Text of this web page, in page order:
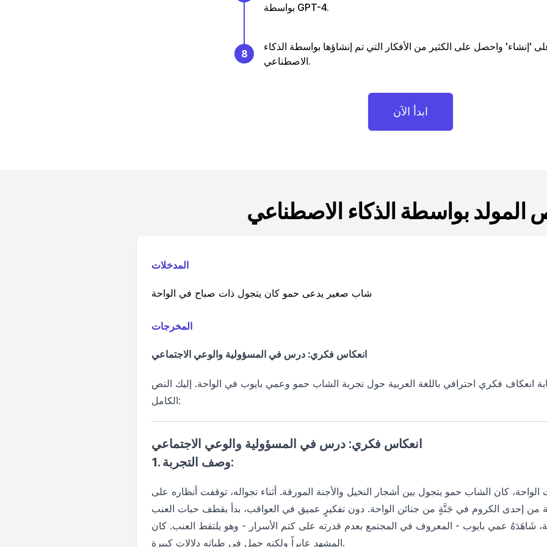
بواسطة GPT-4.
8
'إنشاء' واحصل على الكثير من الأفكار التي تم إنشاؤها بواسطة الذكاء
الاصطناعي.
ابدأ الآن
المولد بواسطة الذكاء الاصطناعي
المدخلات
شاب صغير يدعى حمو كان يتجول ذات صباح في الواحة
المخرجات
انعكاس فكري: درس في المسؤولية والوعي الاجتماعي
انعكاف فكري احترافي باللغة العربية حول تجربة الشاب حمو وعمي بايوب في الواحة. إليك النص
الكامل:
انعكاس فكري: درس في المسؤولية والوعي الاجتماعي
1. وصف التجربة:
كان الشاب حمو يتجول بين أشجار النخيل والأجنة المورقة. أثناء تجواله، توقفت أنظاره على
من إحدى الكروم في جَنَّةٍ من جنائن الواحة. دون تفكيرٍ عميق في العواقب، بدأ بقطف حبات العنب
شَاهَدَهُ عمي بايوب - المعروف في المجتمع بعدم قدرته على كتم الأسرار - وهو يلتقط العنب. كان
المشهد عابراً ولكنه حمل في طياته دلالاتٍ كبيرة.